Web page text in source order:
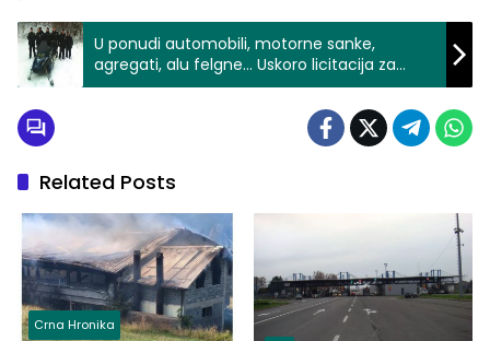
U ponudi automobili, motorne sanke,
agregati, alu felgne… Uskoro licitacija za
prodaju sredstava Granične policije Bosne i
Related Posts
Crna Hronika